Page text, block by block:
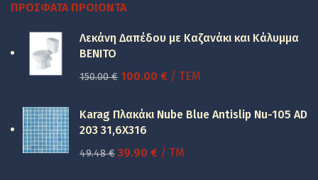
ΠΡΌΣΦΑΤΑ ΠΡΟΙΌΝΤΑ
Λεκάνη Δαπέδου με Καζανάκι και Κάλυμμα
BENITO
150.00€ Original
was:
150.00 €.
100.00 €Η
τιμή
100.00 €.
/ ΤΕΜ
Karag Πλακάκι Nube Blue Antislip Nu-105 AD
203 31,6X316
49.48€ Original
39.90 €Η/ TM